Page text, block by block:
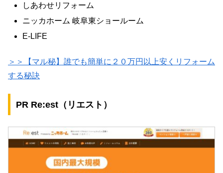
しあわせリフォーム
ニッカホーム 岐阜東ショールーム
E-LIFE
＞＞【マル秘】誰でも簡単に２０万円以上安くリフォーム
する秘訣
PR Re:est（リエスト）